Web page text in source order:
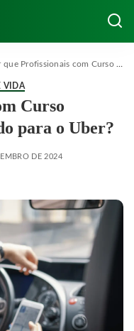
Profissionais com Curso Superior Estão Migrando para o Uber?
VIDA
Curso
para o Uber?
DE 2024